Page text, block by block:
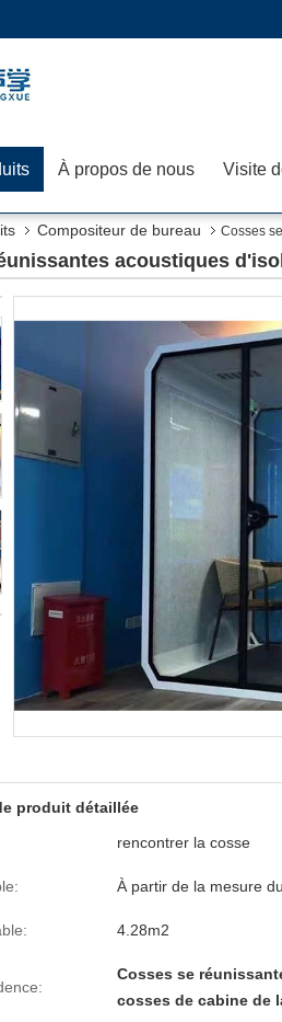
À propos de nous Visite
Compositeur de bureau Cosses
acoustiques
produit détaillée
rencontrer la cosse
À partir de la mesure
4.28m2
Cosses se
cosses de cabine de